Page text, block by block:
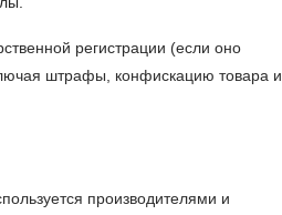
регистрации (если оно
штрафы, конфискацию товара и
производителями и